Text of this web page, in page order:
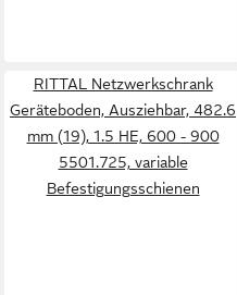
RITTAL Netzwerkschrank
Geräteboden, Ausziehbar, 482.6
mm (19), 1.5 HE, 600 - 900
5501.725, variable
Befestigungsschienen